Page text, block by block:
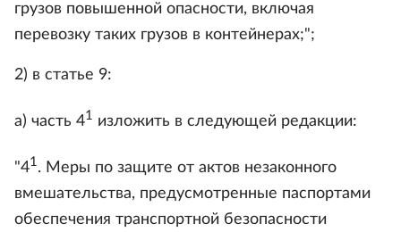
грузов повышенной опасности, включая
перевозку таких грузов в контейнерах;";
2) в статье 9:
а) часть 41 изложить в следующей редакции:
"41. Меры по защите от актов незаконного
вмешательства, предусмотренные паспортами
обеспечения транспортной безопасности